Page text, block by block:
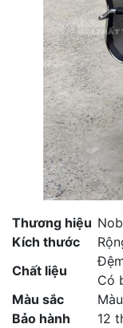
Thương hiệu
Kích thước
Chất liệu
Có
Màu sắc
Bảo hành
12